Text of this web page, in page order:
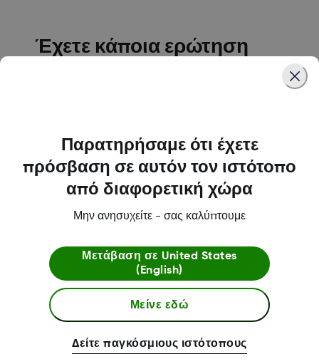
Έχετε κάποια ερώτηση
ερωτήσεις σχετικά με την παραγγελία, την
πληρωμή, την αποστολή και τις εγγυήσεις.
Παρατηρήσαμε ότι έχετε
πρόσβαση σε αυτόν τον ιστότοπο
από διαφορετική χώρα
Μην ανησυχείτε - σας καλύπτουμε
Μετάβαση σε United States
(English)
Μείνε εδώ
Δείτε παγκόσμιους ιστότοπους